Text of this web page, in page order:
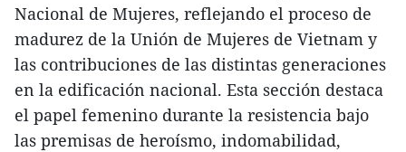
Nacional de Mujeres, reflejando el proceso de
madurez de la Unión de Mujeres de Vietnam y
las contribuciones de las distintas generaciones
en la edificación nacional. Esta sección destaca
el papel femenino durante la resistencia bajo
las premisas de heroísmo, indomabilidad,